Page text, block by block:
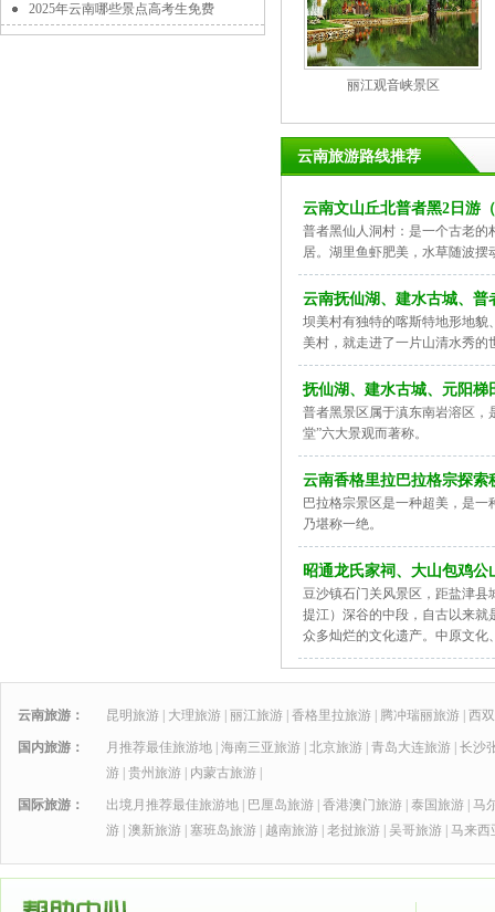
2025年云南哪些景点高考生免费
丽江观音峡景区
云南旅游路线推荐
云南文山丘北普者黑2日游
普者黑仙人洞村：是一个古老的
居。湖里鱼虾肥美，水草随波摆
云南抚仙湖、建水古城、普
坝美村有独特的喀斯特地形地貌
美村，就走进了一片山清水秀的
抚仙湖、建水古城、元阳梯
普者黑景区属于滇东南岩溶区，
堂”六大景观而著称。
云南香格里拉巴拉格宗探索
巴拉格宗景区是一种超美，是
乃堪称一绝。
昭通龙氏家祠、大山包鸡
豆沙镇石门关风景区，距盐津县
提江）深谷的中段，自古以来就
众多灿烂的文化遗产。中原文化
云南旅游： 昆明旅游 大理旅游 丽江旅游 香格里拉旅游 腾冲瑞丽旅游 西
国内旅游： 月推荐最佳旅游地 海南三亚旅游 北京旅游 青岛大连旅游 长沙
游 贵州旅游 内蒙古旅游
国际旅游： 出境月推荐最佳旅游地 巴厘岛旅游 香港澳门旅游 泰国旅游 马
游 澳新旅游 塞班岛旅游 越南旅游 老挝旅游 吴哥旅游 马来西